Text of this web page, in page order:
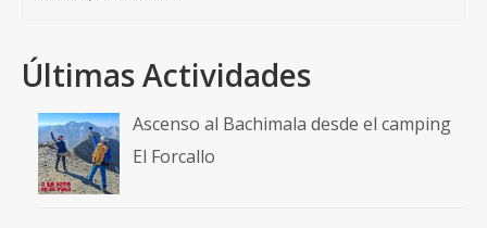
Últimas Actividades
Ascenso al Bachimala desde el camping
El Forcallo